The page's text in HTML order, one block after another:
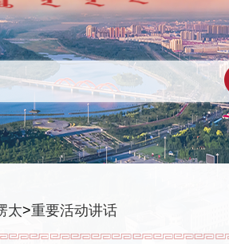
太>重要活动讲话